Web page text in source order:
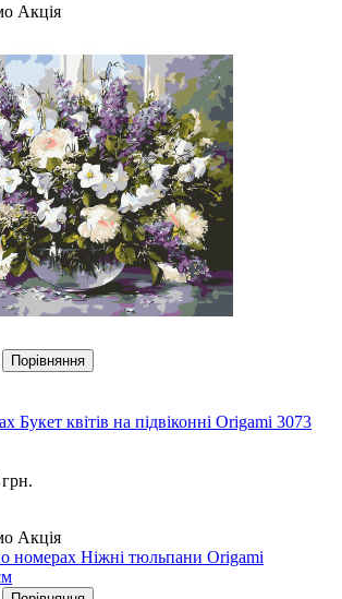
Акція
Порівняння
Букет квітів на підвіконні Origami 3073
Акція